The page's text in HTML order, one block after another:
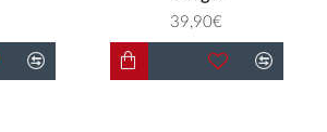
39,90€